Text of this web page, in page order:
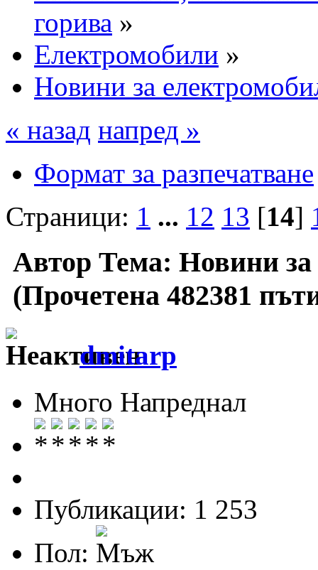
горива »
Електромобили »
Новини за
« назад напред »
Формат за разпечатване
Страници: 1 ... 12 13 [14]
Автор Тема: Новини за
(Прочетена 482381
dmitarp
Много Напреднал
Публикации: 1 253
Пол: